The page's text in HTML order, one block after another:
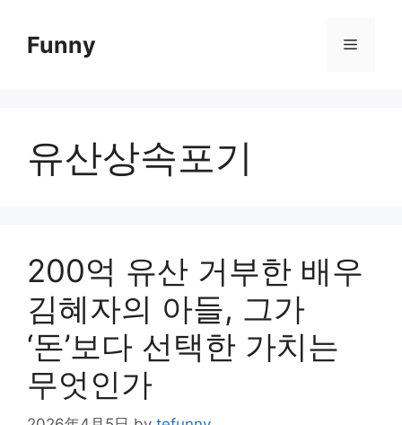
contentFunny Menu
유산상속포기
200억 유산 거부한 배우
김혜자의 아들, 그가
‘돈’보다 선택한 가치는
무엇인가